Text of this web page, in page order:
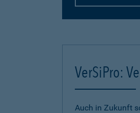
VerSiPro:
Auch in Zukunft